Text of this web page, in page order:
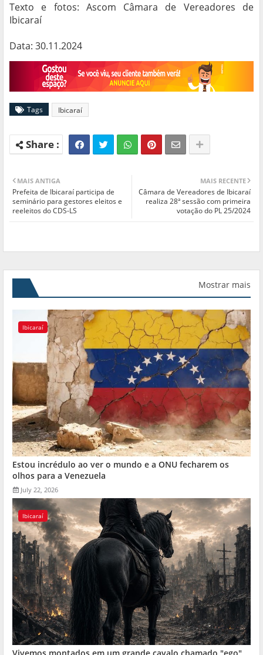
Texto e fotos: Ascom Câmara de Vereadores de
Ibicaraí
Data: 30.11.2024
Tags Ibicaraí
MAIS RECENTE
Câmara de Vereadores de Ibicaraí
realiza 28ª sessão com primeira
votação do PL 25/2024
MAIS ANTIGA
Prefeita de Ibicaraí participa de
seminário para gestores eleitos e
reeleitos do CDS-LS
Mostrar mais
Ibicaraí
Estou incrédulo ao ver o mundo e a ONU fecharem os
olhos para a Venezuela
July 22, 2026
Ibicaraí